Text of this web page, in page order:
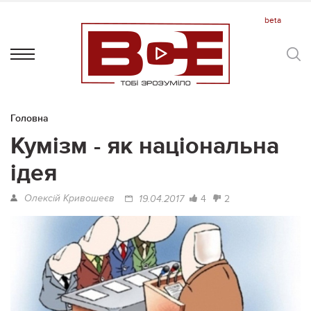
Головна
Кумізм - як національна
ідея
Олексій Кривошеєв 19.04.2017 4 2